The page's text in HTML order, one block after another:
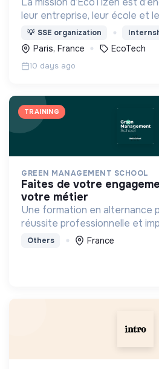
leur entreprise, leur école et
collectivement pour la
à un parcours guidé et immersif.
💡 SSE organization
Paris, France EcoTech
10 days ago
TRAINING
GREEN MANAGEMENT SCHOOL
faites de votre engagement écologique
votre métier
Une formation en alternance
réussite professionnelle et
Others France